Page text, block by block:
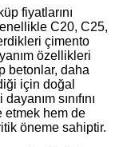
fiyatlarını
C20, C25,
çimento
özellikleri
betonlar, daha
için doğal
sınıfını
etmek hem de
öneme sahiptir.